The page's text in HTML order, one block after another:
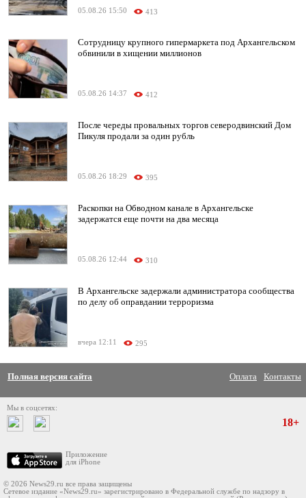
05.08.26 15:50 413
Сотрудницу крупного гипермаркета под Архангельском
обвинили в хищении миллионов
05.08.26 14:37 412
После череды провальных торгов северодвинский Дом
Пикуля продали за один рубль
05.08.26 18:29 395
Раскопки на Обводном канале в Архангельске
задержатся еще почти на два месяца
05.08.26 12:44 310
В Архангельске задержали администратора сообщества
по делу об оправдании терроризма
вчера 12:11 295
Полная версия сайта Оплата Контакты
Мы в соцсетях:
Приложение
для iPhone
18+
© 2026 News29.ru все права защищены
Сетевое издание «News29.ru» зарегистрировано в Федеральной службе по надзору в